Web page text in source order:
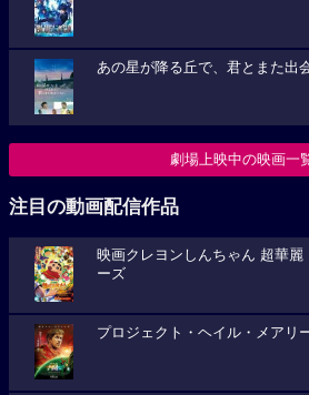
あの星が降る丘で、君とまた出
劇場上映中の映画一
注目の動画配信作品
映画クレヨンしんちゃん 超華麗
ーズ
プロジェクト・ヘイル・メアリ